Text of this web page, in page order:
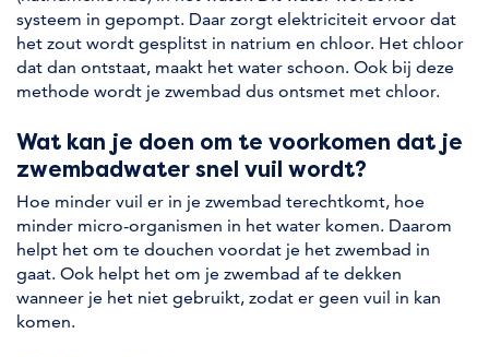
systeem in gepompt. Daar zorgt elektriciteit ervoor dat
het zout wordt gesplitst in natrium en chloor. Het chloor
dat dan ontstaat, maakt het water schoon. Ook bij deze
methode wordt je zwembad dus ontsmet met chloor.
Wat kan je doen om te voorkomen dat je
zwembadwater snel vuil wordt?
Hoe minder vuil er in je zwembad terechtkomt, hoe
minder micro-organismen in het water komen. Daarom
helpt het om te douchen voordat je het zwembad in
gaat. Ook helpt het om je zwembad af te dekken
wanneer je het niet gebruikt, zodat er geen vuil in kan
komen.